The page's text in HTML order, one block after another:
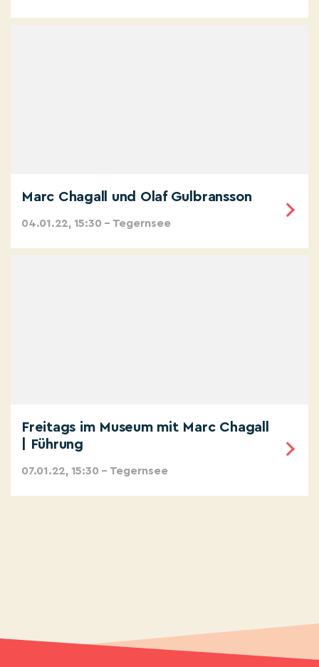
Marc Chagall und Olaf Gulbransson
04.01.22, 15:30 – Tegernsee
Freitags im Museum mit Marc Chagall
| Führung
07.01.22, 15:30 – Tegernsee